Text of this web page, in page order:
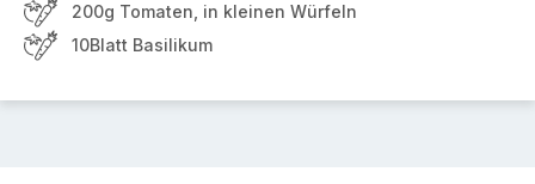
200g Tomaten, in kleinen Würfeln
10Blatt Basilikum